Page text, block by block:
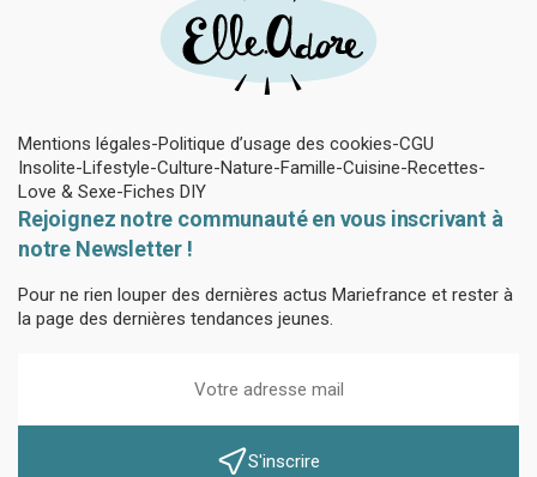
Mentions légales Politique d’usage des cookies CGU
Insolite Lifestyle Culture Nature Famille Cuisine Recettes
Love & Sexe Fiches DIY
Rejoignez notre communauté en vous inscrivant à
notre Newsletter !
Pour ne rien louper des dernières actus Mariefrance et rester à
la page des dernières tendances jeunes.
S'inscrire